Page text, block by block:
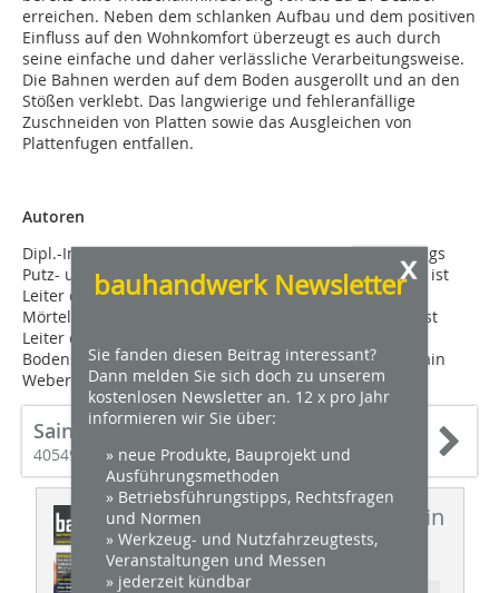
erreichen. Neben dem schlanken Aufbau und dem positiven
Einfluss auf den Wohnkomfort überzeugt es auch durch
seine einfache und daher verlässliche Verarbeitungsweise.
Die Bahnen werden auf dem Boden ausgerollt und an den
Stößen verklebt. Das langwierige und fehleranfällige
Zuschneiden von Platten sowie das Ausgleichen von
Plattenfugen entfallen.
Autoren
Dipl.-Ing. Georg J. Kolbe ist Leiter des Produktmarketings
Putz- und Fassadensysteme, Dipl.-Ing. Michael Bertels ist
Leiter des Produktmanagements Bautenschutz- und
Mörtelsysteme und Dipl. Wirt.-Ing. Maurice Bonfrere ist
Leiter des Produktmanagements Fliesen- und
Bodensysteme. Alle drei sind bei der Firma Saint-Gobain
Weber in Düsseldorf tätig.
Saint-Gobain Weber GmbH
40549 Düsseldorf
Dieser Artikel erschien in
BHW 10/2022
x
bauhandwerk Newsletter
Sie fanden diesen Beitrag interessant?
Dann melden Sie sich doch zu unserem
kostenlosen Newsletter an. 12 x pro Jahr
informieren wir Sie über:
» neue Produkte, Bauprojekt und
Ausführungsmethoden
» Betriebsführungstipps, Rechtsfragen
und Normen
» Werkzeug- und Nutzfahrzeugtests,
Veranstaltungen und Messen
» jederzeit kündbar